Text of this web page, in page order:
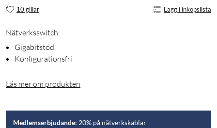
10 gillar Lägg i inköpslista
Nätverksswitch
Gigabitstöd
Konfigurationsfri
Läs mer om produkten
Medlemserbjudande: 20% på nätverkskablar